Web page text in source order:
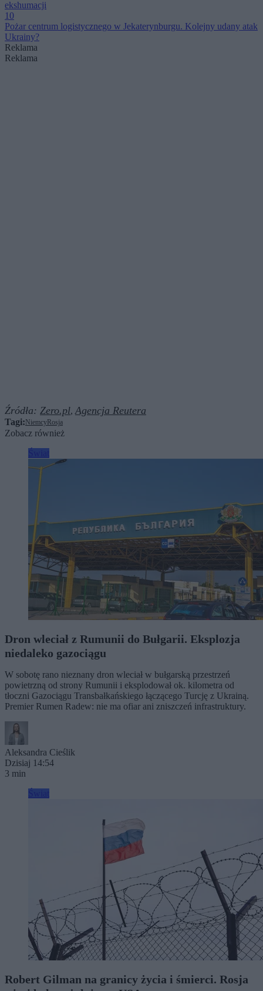
ekshumacji
10
Pożar centrum logistycznego w Jekaterynburgu. Kolejny udany atak
Ukrainy?
Reklama
Reklama
Źródła: Zero.pl, Agencja Reutera
Tagi: Niemcy Rosja
Zobacz również
Dron wleciał z Rumunii do Bułgarii. Eksplozja
niedaleko gazociągu
W sobotę rano nieznany dron wleciał w bułgarską przestrzeń
powietrzną od strony Rumunii i eksplodował ok. kilometra od
tłoczni Gazociągu Transbałkańskiego łączącego Turcję z Ukrainą.
Premier Rumen Radew: nie ma ofiar ani zniszczeń infrastruktury.
Aleksandra Cieślik
Dzisiaj 14:54
3 min
Robert Gilman na granicy życia i śmierci. Rosja